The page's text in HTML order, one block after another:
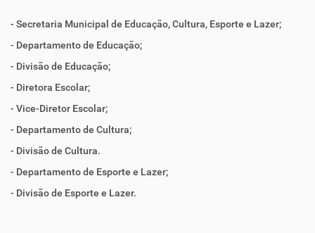
- Secretaria Municipal de Educação, Cultura, Esporte e Lazer;
- Departamento de Educação;
- Divisão de Educação;
- Diretora Escolar;
- Vice-Diretor Escolar;
- Departamento de Cultura;
- Divisão de Cultura.
- Departamento de Esporte e Lazer;
- Divisão de Esporte e Lazer.